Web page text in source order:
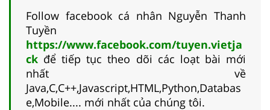
Follow facebook cá nhân Nguyễn Thanh
Tuyền
https://www.facebook.com/tuyen.vietja
ck để tiếp tục theo dõi các loạt bài mới
nhất về
Java,C,C++,Javascript,HTML,Python,Databas
e,Mobile.... mới nhất của chúng tôi.